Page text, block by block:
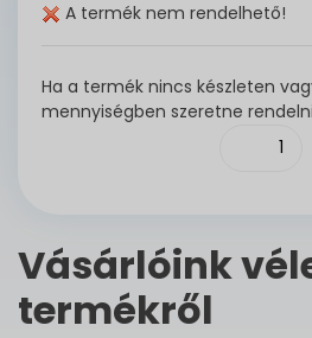
A termék nem rendelhető!
Ha a termék nincs készleten
mennyiségben szeretne
Vásárlóink
termékről